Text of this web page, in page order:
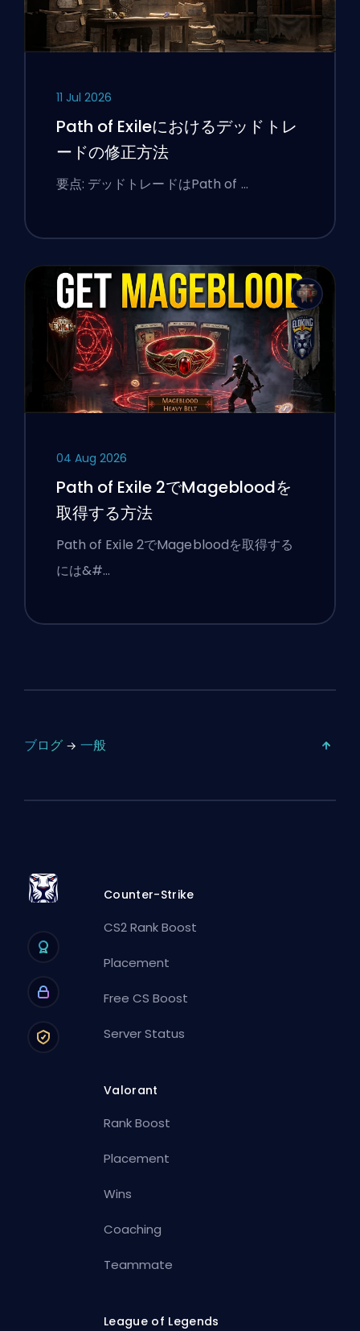
11 Jul 2026
Path of Exileにおけるデッドトレ
ードの修正方法
要点: デッドトレードはPath of …
04 Aug 2026
Path of Exile 2でMagebloodを
取得する方法
Path of Exile 2でMagebloodを取得する
には&#…
ブログ 一般
Counter-Strike
CS2 Rank Boost
Placement
Free CS Boost
Server Status
Valorant
Rank Boost
Placement
Wins
Coaching
Teammate
League of Legends